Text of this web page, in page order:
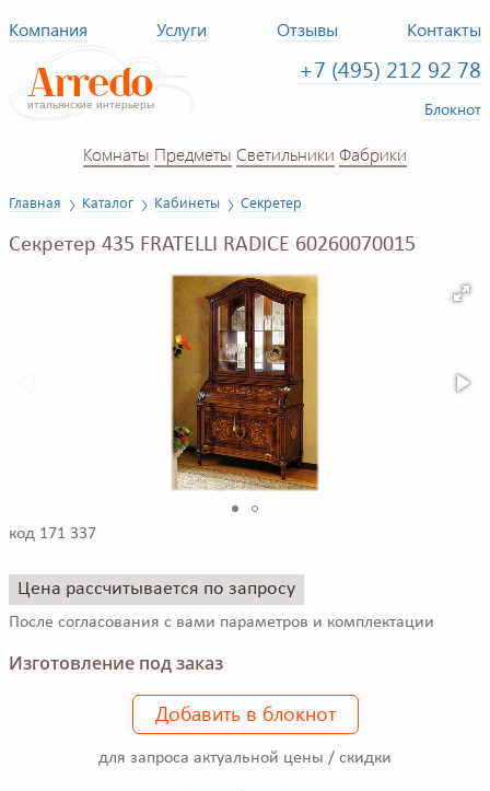
Компания Услуги Отзывы Контакты
+7 (495) 212 92 78
Блокнот
Комнаты Предметы Светильники Фабрики
Главная Каталог Кабинеты Секретер
Секретер 435 FRATELLI RADICE 60260070015
код 171 337
Цена рассчитывается по запросу
После согласования с вами параметров и комплектации
Изготовление под заказ
Добавить в блокнот
для запроса актуальной цены / скидки